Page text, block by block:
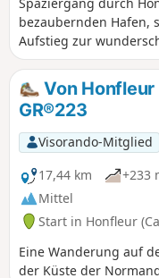
bezaubernden Hafen,
Aufstieg zur
Notre-Dame-de-
auf Honfleur, Le
der Seine und die
Von
GR®223
Visorando-Mitglied
17,44 km
+233
Mittel
Start in Honfleur
Eine Wanderung auf
der Küste der